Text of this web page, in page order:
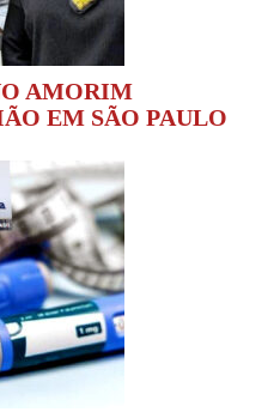
AMORIM
EM SÃO PAULO